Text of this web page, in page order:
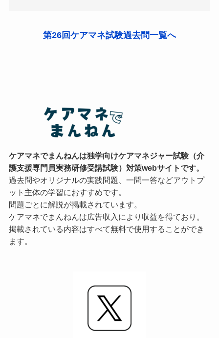
第26回ケアマネ試験過去問一覧へ
ケアマネでまんねんは独学向けケアマネジャー試験（介
護支援専門員実務研修受講試験）対策webサイトです。
過去問やオリジナルの実践問題、一問一答などアウトプ
ット主体の学習におすすめです。
問題ごとに解説が掲載されています。
ケアマネでまんねんは広告収入により収益を得ており。
掲載されている内容はすべて無料で使用することができ
ます。